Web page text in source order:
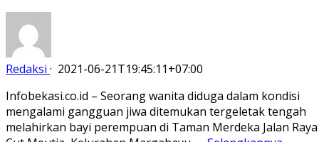
Redaksi · 2021-06-21T19:45:11+07:00
Infobekasi.co.id – Seorang wanita diduga dalam kondisi
mengalami gangguan jiwa ditemukan tergeletak tengah
melahirkan bayi perempuan di Taman Merdeka Jalan Raya